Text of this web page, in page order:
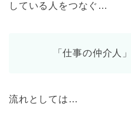
している人をつなぐ…
「仕事の仲介人
流れとしては…